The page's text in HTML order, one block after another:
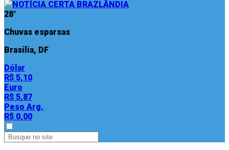
28°
Chuvas esparsas
Brasília, DF
Dólar
R$ 5,10
Euro
R$ 5,87
Peso Arg.
R$ 0,00